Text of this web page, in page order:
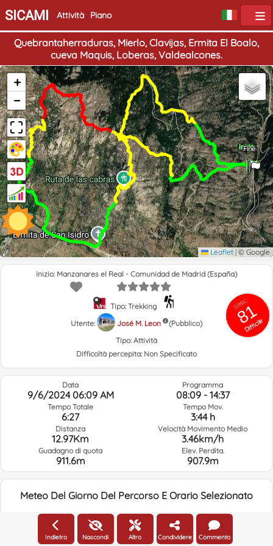
SICAMI Attività Piano
Quebrantaherraduras, Mierlo, Clavijas, Ermita El Boalo,
cueva Maquis, Loberas, Valdealcones.
Inizio
Fine
+
−
Leaflet |© Google
GRSIC
81
Difficile
Inizio: Manzanares el Real - Comunidad de Madrid (España)
Tipo: Trekking
Utente:
José M. Leon
(Pubblico)
Tipo: Attività
Difficoltà percepita: Non Specificato
Data
9/6/2024 06:09 AM
Tempo Totale
6:27
Distanza
12.97Km
Guadagno di quota
911.6m
Programma
08:09 - 14:37
Tempo Mov.
3:44 h
Velocità Movimento Medio
3.46km/h
Elev. Perdita.
907.9m
Meteo Del Giorno Del Percorso E Orario Selezionato
06:00
Indietro Nascondi Altro Condividere Commento